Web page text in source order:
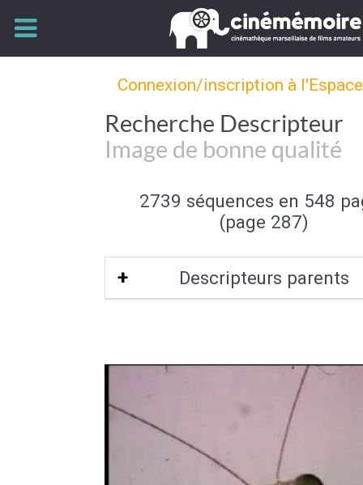
Connexion/inscription à
Recherche Descripteur
Image de bonne qualité
2739 séquences en 548
(page 287)
Descripteurs parents